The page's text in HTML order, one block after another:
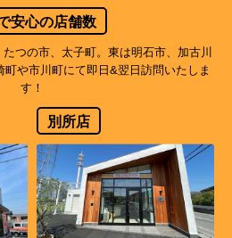
安心の店舗数
つの市、太子町。東は明石市、加古川
や市川町にて即日&翌日訪問いたしま
す！
別所店